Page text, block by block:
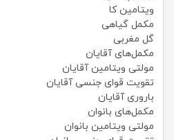
ویتامین کا
مکمل گیاهی
گل مغربی
مکمل‌های آقایان
مولتی ویتامین آقایان
تقویت قوای جنسی آقایان
باروری آقایان
مکمل‌های بانوان
مولتی ویتامین بانوان